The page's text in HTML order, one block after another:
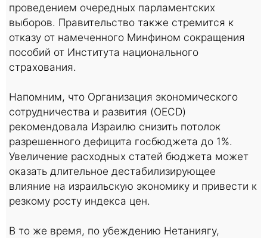
проведением очередных парламентских
выборов. Правительство также стремится к
отказу от намеченного Минфином сокращения
пособий от Института национального
страхования.
Напомним, что Организация экономического
сотрудничества и развития (OECD)
рекомендовала Израилю снизить потолок
разрешенного дефицита госбюджета до 1%.
Увеличение расходных статей бюджета может
оказать длительное дестабилизирующее
влияние на израильскую экономику и привести к
резкому росту индекса цен.
В то же время, по убеждению Нетаниягу,